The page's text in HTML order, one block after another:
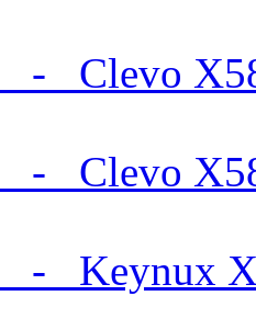
- Clevo
- Clevo
- Keynux